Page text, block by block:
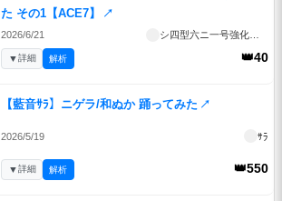
た その1【ACE7】
↗
2026/6/21
👑40
▼詳細 解析
【藍音ｻﾗ】ニゲラ/和ぬか 踊ってみた ↗
2026/5/19 ｻﾗ
👑550
▼詳細 解析